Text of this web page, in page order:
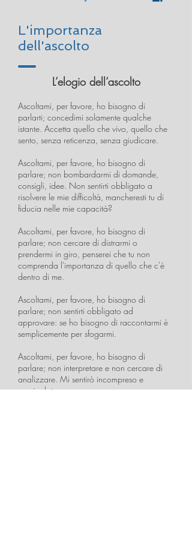
L'importanza
dell'ascolto
L’elogio dell’ascolto
Ascoltami, per favore, ho bisogno di
parlarti; concedimi solamente qualche
istante. Accetta quello che vivo, quello che
sento, senza reticenza, senza giudicare.
Ascoltami, per favore, ho bisogno di
parlare; non bombardarmi di domande,
consigli, idee. Non sentirti obbligato a
risolvere le mie difficoltà, mancheresti tu di
fiducia nelle mie capacità?
Ascoltami, per favore, ho bisogno di
parlare; non cercare di distrarmi o
prendermi in giro, penserei che tu non
comprenda l'importanza di quello che c'è
dentro di me.
Ascoltami, per favore, ho bisogno di
parlare; non sentirti obbligato ad
approvare: se ho bisogno di raccontarmi è
semplicemente per sfogarmi.
Ascoltami, per favore, ho bisogno di
parlare; non interpretare e non cercare di
analizzare. Mi sentirò incompreso e
manipolato.